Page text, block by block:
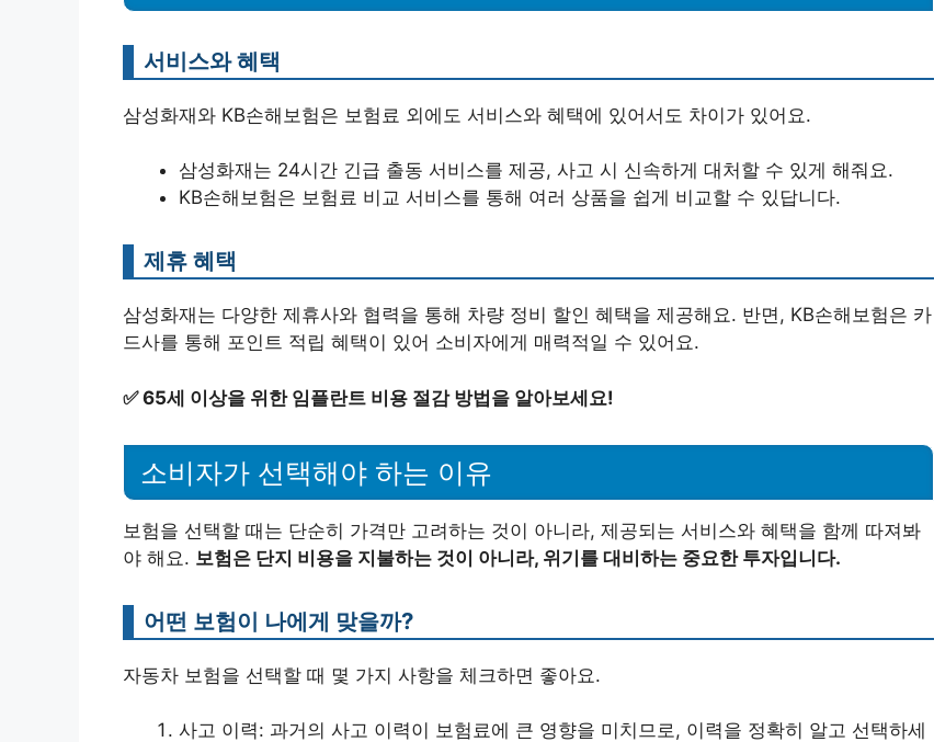
서비스와 혜택
삼성화재와 KB손해보험은 보험료 외에도 서비스와 혜택에 있어서도 차이가 있어요.
삼성화재는 24시간 긴급 출동 서비스를 제공, 사고 시 신속하게 대처할 수 있게 해줘요.
KB손해보험은 보험료 비교 서비스를 통해 여러 상품을 쉽게 비교할 수 있답니다.
제휴 혜택
삼성화재는 다양한 제휴사와 협력을 통해 차량 정비 할인 혜택을 제공해요. 반면, KB손해보험은 카
드사를 통해 포인트 적립 혜택이 있어 소비자에게 매력적일 수 있어요.
✅65세 이상을 위한 임플란트 비용 절감 방법을 알아보세요!
소비자가 선택해야 하는 이유
보험을 선택할 때는 단순히 가격만 고려하는 것이 아니라, 제공되는 서비스와 혜택을 함께 따져봐
야 해요. 보험은 단지 비용을 지불하는 것이 아니라, 위기를 대비하는 중요한 투자입니다.
어떤 보험이 나에게 맞을까?
자동차 보험을 선택할 때 몇 가지 사항을 체크하면 좋아요.
사고 이력: 과거의 사고 이력이 보험료에 큰 영향을 미치므로, 이력을 정확히 알고 선택하세